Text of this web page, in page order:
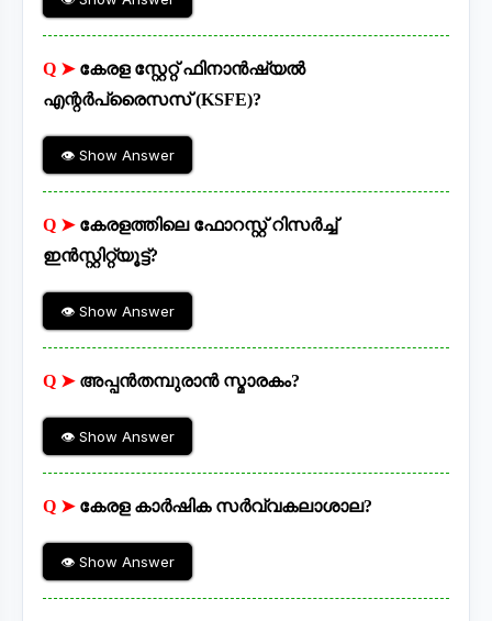
Q ➤ കേരള സ്റ്റേറ്റ് ഫിനാൻഷ്യൽ
എന്റർപ്രൈസസ് (KSFE)?
👁 Show Answer
Q ➤ കേരളത്തിലെ ഫോറസ്റ്റ് റിസർച്ച്
ഇൻസ്റ്റിറ്റ്യൂട്ട്?
👁 Show Answer
Q ➤ അപ്പൻതമ്പുരാൻ സ്മാരകം?
👁 Show Answer
Q ➤ കേരള കാർഷിക സർവ്വകലാശാല?
👁 Show Answer